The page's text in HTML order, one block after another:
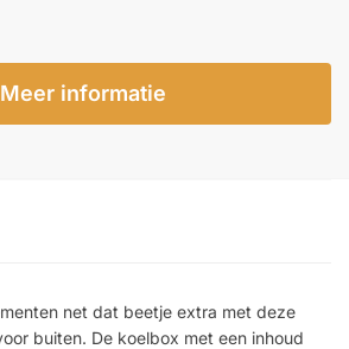
Meer informatie
net dat beetje extra met deze
buiten. De koelbox met een inhoud